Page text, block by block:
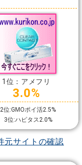
1位：アメフリ
3.0%
2位:GMOポイ活2.5%
3位:ハピタス2.0%
元サイトの確認